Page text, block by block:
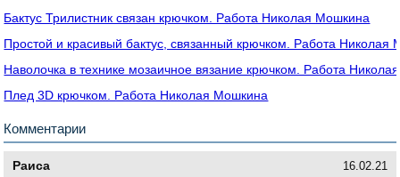
Бактус Трилистник связан крючком. Работа Николая Мошкина
Простой и красивый бактус, связанный крючком. Работа Николая
Наволочка в технике мозаичное вязание крючком. Работа
Плед 3D крючком. Работа Николая Мошкина
Комментарии
Раиса 16.02.21